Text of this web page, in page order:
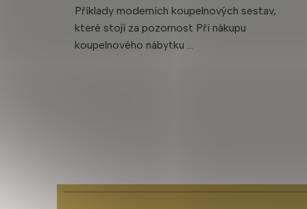
Příklady moderních koupelnových sestav,
které stojí za pozornost Při nákupu
koupelnového nábytku ...